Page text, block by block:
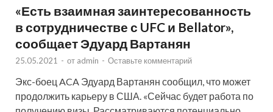
«Есть взаимная заинтересованность
в сотрудничестве с UFC и Bellator»,
сообщает Эдуард Вартанян
25.05.2021 - от admin - Оставьте комментарий
Экс-боец ACA Эдуард Вартанян сообщил, что может
продолжить карьеру в США. «Сейчас будет работа по